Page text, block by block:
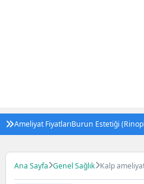
Ameliyat FiyatlarıBurun Estetiği
Ana Sayfa Genel Sağlık Kalp